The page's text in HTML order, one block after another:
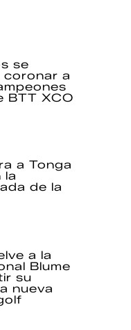
se
coronar a
BTT XCO
a Tonga
la
de la
a la
Blume
su
nueva